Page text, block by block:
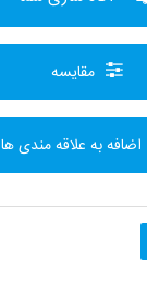
مقایسه
اضافه به علاقه مندی ها